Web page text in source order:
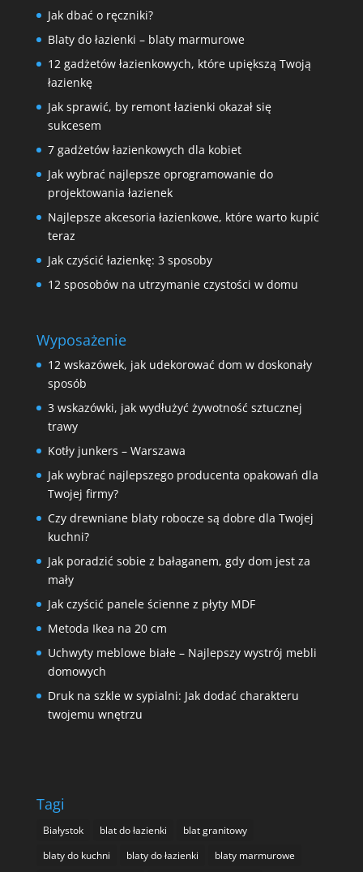
Jak dbać o ręczniki?
Blaty do łazienki – blaty marmurowe
12 gadżetów łazienkowych, które upiększą Twoją
łazienkę
Jak sprawić, by remont łazienki okazał się
sukcesem
7 gadżetów łazienkowych dla kobiet
Jak wybrać najlepsze oprogramowanie do
projektowania łazienek
Najlepsze akcesoria łazienkowe, które warto kupić
teraz
Jak czyścić łazienkę: 3 sposoby
12 sposobów na utrzymanie czystości w domu
Wyposażenie
12 wskazówek, jak udekorować dom w doskonały
sposób
3 wskazówki, jak wydłużyć żywotność sztucznej
trawy
Kotły junkers – Warszawa
Jak wybrać najlepszego producenta opakowań dla
Twojej firmy?
Czy drewniane blaty robocze są dobre dla Twojej
kuchni?
Jak poradzić sobie z bałaganem, gdy dom jest za
mały
Jak czyścić panele ścienne z płyty MDF
Metoda Ikea na 20 cm
Uchwyty meblowe białe – Najlepszy wystrój mebli
domowych
Druk na szkle w sypialni: Jak dodać charakteru
twojemu wnętrzu
Tagi
Białystok blat do łazienki
blat granitowy
blaty do kuchni
blaty do łazienki
blaty marmurowe